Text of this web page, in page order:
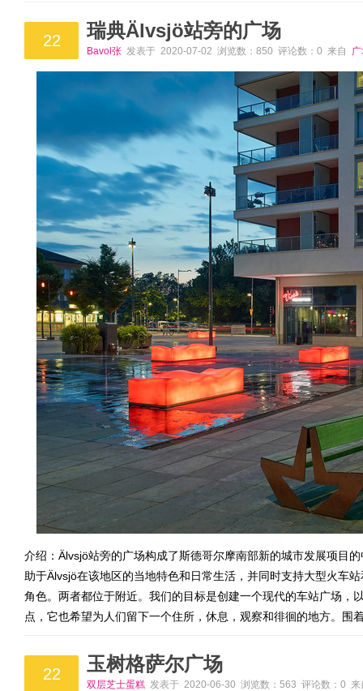
22 瑞典Älvsjö站旁的广场
Bavol张 发表于 2020-07-02 浏览数：850 评论数：0 来自
介绍：Älvsjö站旁的广场构成了斯德哥尔摩南部新的城市发展项目
助于Älvsjö在该地区的当地特色和日常生活，并同时支持大型火车
角色。两者都位于附近。我们的目标是创建一个现代的车站广场，
点，它也希望为人们留下一个住所，休息，观察和徘徊的地方。围
22 玉树格萨尔广场
双层芝士蛋糕 发表于 2020-06-30 浏览数：563 评论数：0